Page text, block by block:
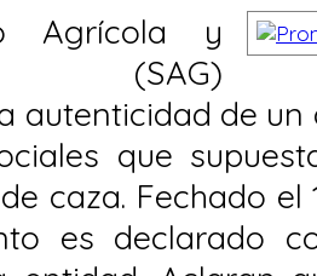
Agrícola y
(SAG)
autenticidad de
que
caza. Fechado el
es declarado